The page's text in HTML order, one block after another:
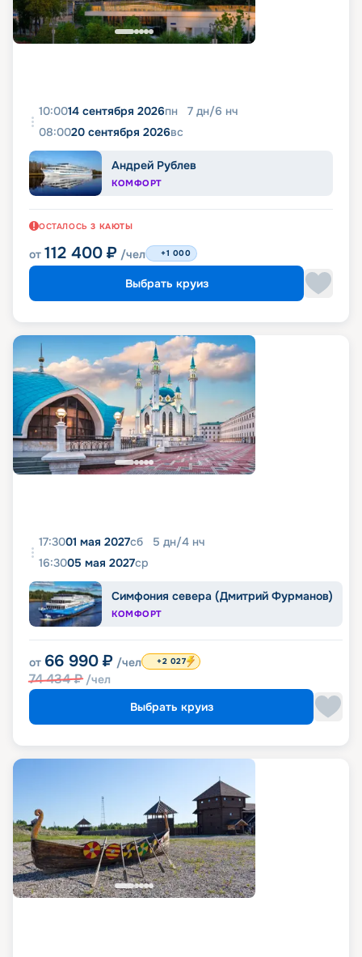
10:0014 сентября 2026пн 7 дн/6 нч
08:0020 сентября 2026вс
Андрей Рублев
КОМФОРТ
ОСТАЛОСЬ 3 КАЮТЫ
от 112 400 ₽ /чел +1 000
Выбрать круиз
17:3001 мая 2027сб 5 дн/4 нч
16:3005 мая 2027ср
Симфония севера (Дмитрий Фурманов)
КОМФОРТ
от 66 990 ₽ /чел
74 434₽ /чел
+2 027
Выбрать круиз